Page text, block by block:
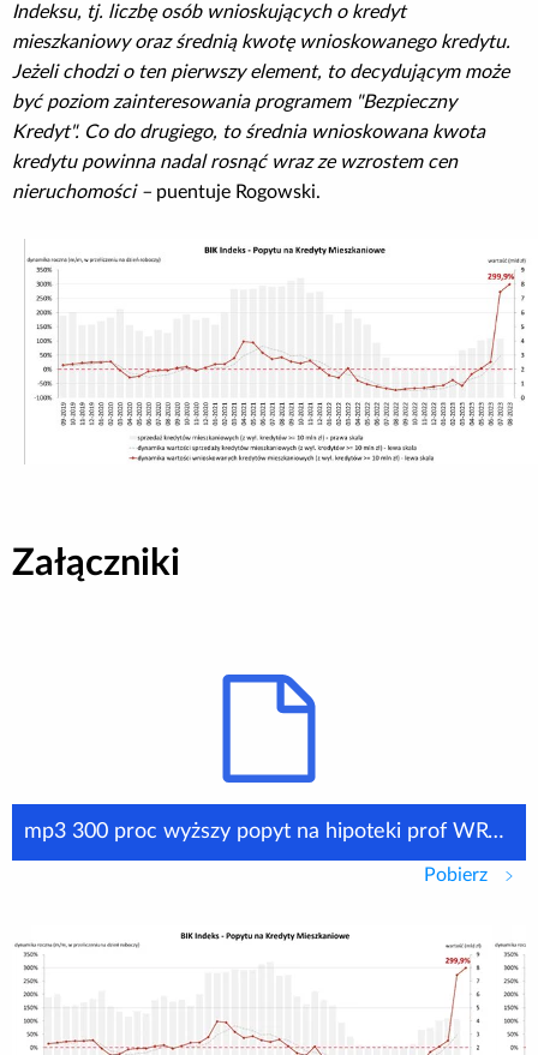
Indeksu, tj. liczbę osób wnioskujących o kredyt
mieszkaniowy oraz średnią kwotę wnioskowanego kredytu.
Jeżeli chodzi o ten pierwszy element, to decydującym może
być poziom zainteresowania programem "Bezpieczny
Kredyt". Co do drugiego, to średnia wnioskowana kwota
kredytu powinna nadal rosnąć wraz ze wzrostem cen
nieruchomości – puentuje Rogowski.
Załączniki
mp3 300 proc wyższy popyt na hipoteki prof WRogowski
Pobierz